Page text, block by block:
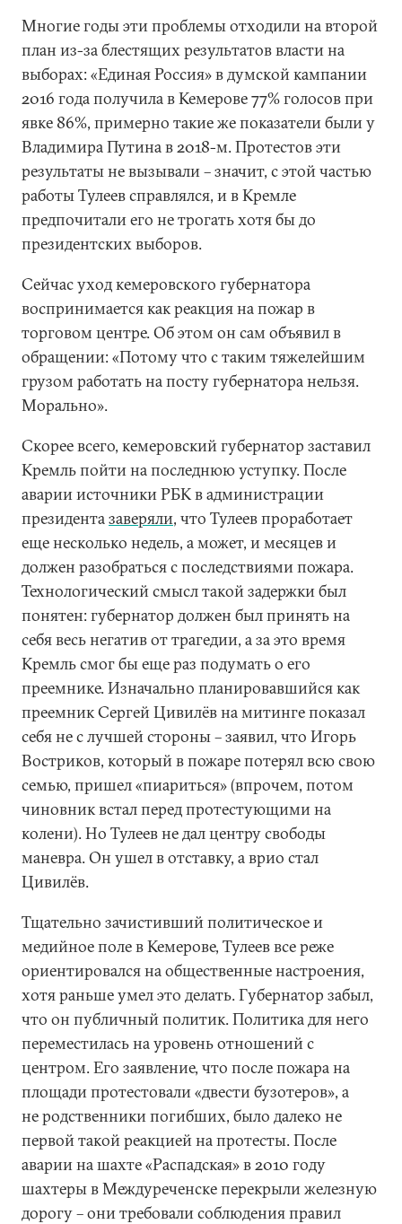
Многие годы эти проблемы отходили на второй
план из-за блестящих результатов власти на
выборах: «Единая Россия» в думской кампании
2016 года получила в Кемерове 77% голосов при
явке 86%, примерно такие же показатели были у
Владимира Путина в 2018-м. Протестов эти
результаты не вызывали – значит, с этой частью
работы Тулеев справлялся, и в Кремле
предпочитали его не трогать хотя бы до
президентских выборов.
Сейчас уход кемеровского губернатора
воспринимается как реакция на пожар в
торговом центре. Об этом он сам объявил в
обращении: «Потому что с таким тяжелейшим
грузом работать на посту губернатора нельзя.
Морально».
Скорее всего, кемеровский губернатор заставил
Кремль пойти на последнюю уступку. После
аварии источники РБК в администрации
президентазаверяли, что Тулеев проработает
еще несколько недель, а может, и месяцев и
должен разобраться с последствиями пожара.
Технологический смысл такой задержки был
понятен: губернатор должен был принять на
себя весь негатив от трагедии, а за это время
Кремль смог бы еще раз подумать о его
преемнике. Изначально планировавшийся как
преемник Сергей Цивилёв на митинге показал
себя не с лучшей стороны – заявил, что Игорь
Востриков, который в пожаре потерял всю свою
семью, пришел «пиариться» (впрочем, потом
чиновник встал перед протестующими на
колени). Но Тулеев не дал центру свободы
маневра. Он ушел в отставку, а врио стал
Цивилёв.
Тщательно зачистивший политическое и
медийное поле в Кемерове, Тулеев все реже
ориентировался на общественные настроения,
хотя раньше умел это делать. Губернатор забыл,
что он публичный политик. Политика для него
переместилась на уровень отношений с
центром. Его заявление, что после пожара на
площади протестовали «двести бузотеров», а
не родственники погибших, было далеко не
первой такой реакцией на протесты. После
аварии на шахте «Распадская» в 2010 году
шахтеры в Междуреченске перекрыли железную
дорогу – они требовали соблюдения правил